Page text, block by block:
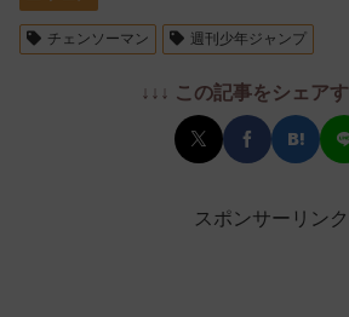
チェンソーマン 週刊少年ジャンプ
↓↓↓ この記事をシェア
スポンサーリンク